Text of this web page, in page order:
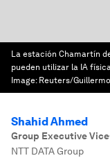
La estación Chamartín
pueden utilizar la IA
Image: Reuters/
Shahid Ahmed
Group Executive
NTT DATA Group